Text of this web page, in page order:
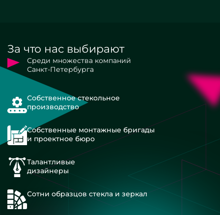
За что нас выбирают
Среди множества компаний
Санкт-Петербурга
Собственное стекольное
производство
Собственные монтажные бригады
и проектное бюро
Талантливые
дизайнеры
Сотни образцов стекла и зеркал